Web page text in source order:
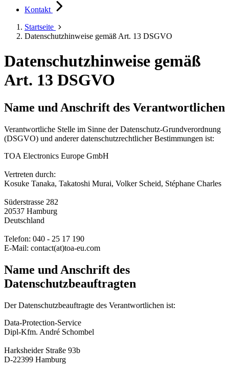
Kontakt
Startseite
Datenschutzhinweise gemäß Art. 13 DSGVO
Datenschutzhinweise gemäß
Art. 13 DSGVO
Name und Anschrift des Verantwortlichen
Verantwortliche Stelle im Sinne der Datenschutz-Grundverordnung
(DSGVO) und anderer datenschutzrechtlicher Bestimmungen ist:
TOA Electronics Europe GmbH
Vertreten durch:
Kosuke Tanaka, Takatoshi Murai, Volker Scheid, Stéphane Charles
Süderstrasse 282
20537 Hamburg
Deutschland
Telefon: 040 - 25 17 190
E-Mail: contact(at)toa-eu.com
Name und Anschrift des
Datenschutzbeauftragten
Der Datenschutzbeauftragte des Verantwortlichen ist:
Data-Protection-Service
Dipl-Kfm. André Schombel
Harksheider Straße 93b
D-22399 Hamburg